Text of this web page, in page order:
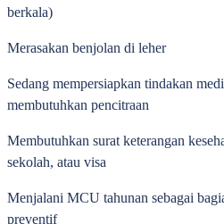
berkala)
Merasakan benjolan di leher
Sedang mempersiapkan tindakan
membutuhkan pencitraan
Membutuhkan surat keterangan
sekolah, atau visa
Menjalani MCU tahunan sebagai
preventif